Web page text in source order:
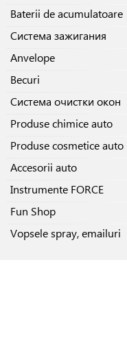
Baterii de acumulatoare
Система зажигания
Anvelope
Becuri
Система очистки окон
Produse chimice auto
Produse cosmetice auto
Accesorii auto
Instrumente FORCE
Fun Shop
Vopsele spray, emailuri